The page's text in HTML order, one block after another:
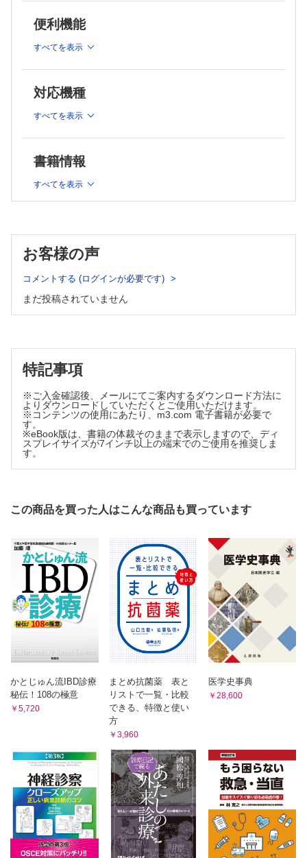
3．環境に原因のある先天異常
E．先天異常の発生の予防と早期治療
1．遺伝病の予防
3．先天異常の予防
5．避けられない病気との共生
A．新生児・乳幼児期の健康
3．低出生体重児
4．乳幼児期の事故
5．乳幼児期の栄養
6．乳幼児期の生活習慣
7．虐待
2．保健指導
4．医療対策
6．健やか親子21
5章 青少年の保健
2．感染症の予防
3．結核対策
4．学校の環境衛生
5．学校給食
B．現代生活と児童・生徒の健康
1．身体の発育と運動能力
2．児童・生徒に多い病気
3．慢性疾患と学校生活
4．最近の特徴
4．喫煙
6章 成人期の保健
A．生活習慣病による死亡の動き
B．がん
1．日本の特徴
2．がんの発生
3．がんの要因
4．がんの予防
C．心疾患と脳血管疾患
1．日本の特徴
3．心臓血管疾患
4．脳血管疾患
5．血管の病気の予防
D．その他の生活習慣病
3．腎不全
E．ライフスタイル（生活習慣）と健康
1．健康の面からみたライフスタイルの構成要素
2．年齢と生活習慣病
3．健康づくりへの政策
7章 老年期の保健と死の問題
A．老年期の健康
1．老年期の生活
D．予防医学としての公衆衛生学
1．予防の分類
2章 人口の動向
A．人口動態と人口静態
1．世界の人口増加
2．人口の急増と環境問題
国際協力
4．人口政策
2．結婚と離婚
4．死亡
5．人口の高齢化
6．少子化対策
A．妊娠
1．妊娠の経過
B．家族計画
1．家族計画の方法
2．避妊の方法
4．不妊と生殖技術
1．流産
4．出産後の母体の健康
1．染色体異常
2．遺伝的異常
3．環境に原因のある先天異常
E．先天異常の発生の予防と早期治療
1．遺伝病の予防
2．出生前診断と遺伝子治療
3．先天異常の予防
4．先天性代謝異常症の早期発見と2次予防
5．避けられない病気との共生
4章 新生児・乳幼児期の保健
A．新生児・乳幼児期の健康
2．分娩による障害
4．乳幼児期の事故
5．乳幼児期の栄養
6．乳幼児期の生活習慣
7．虐待
8．感染症と予防接種
B．母子保健
1．妊娠届と母子健康手帳
便利機能
すべてを表示
対応機種
すべてを表示
書籍情報
すべてを表示
お客様の声
コメントする (ログインが必要です)
まだ投稿されていません
特記事項
※ご入金確認後、メールにてご案内するダウンロード方法に
よりダウンロードしていただくとご使用いただけます。
※コンテンツの使用にあたり、m3.com 電子書籍が必要で
す。
※eBook版は、書籍の体裁そのままで表示しますので、ディ
スプレイサイズが7インチ以上の端末でのご使用を推奨しま
す。
この商品を買った人はこんな商品も買っています
かとじゅん流IBD診療
秘伝！108の極意
￥5,720
まとめ抗菌薬 表と
リストで一覧・比較
できる、特徴と使い
方
￥3,960
医学史事典
￥28,600